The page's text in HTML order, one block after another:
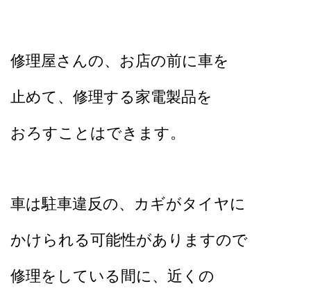
修理屋さんの、お店の前に車を
止めて、 修理する家電製品を
おろすことはできます。
車は駐車違反の、カギがタイヤに
かけられる可能性がありますので
修理をしている間に、近くの